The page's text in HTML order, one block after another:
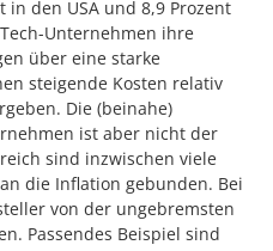
in den USA und 8,9 Prozent
Unternehmen ihre
über eine starke
steigende Kosten relativ
Die (beinahe)
ist aber nicht der
sind inzwischen viele
die Inflation gebunden. Bei
von der ungebremsten
Passendes Beispiel sind